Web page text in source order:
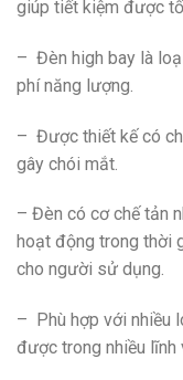
giúp tiết kiệm được
– Đèn high bay là
phí năng lượng.
– Được thiết kế có
gây chói mắt.
– Đèn có cơ chế tản
hoạt động trong thời
cho người sử dụng.
– Phù hợp với nhiều
được trong nhiều lĩnh